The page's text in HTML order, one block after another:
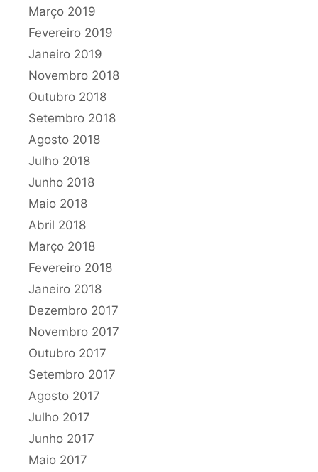
Março 2019
Fevereiro 2019
Janeiro 2019
Novembro 2018
Outubro 2018
Setembro 2018
Agosto 2018
Julho 2018
Junho 2018
Maio 2018
Abril 2018
Março 2018
Fevereiro 2018
Janeiro 2018
Dezembro 2017
Novembro 2017
Outubro 2017
Setembro 2017
Agosto 2017
Julho 2017
Junho 2017
Maio 2017